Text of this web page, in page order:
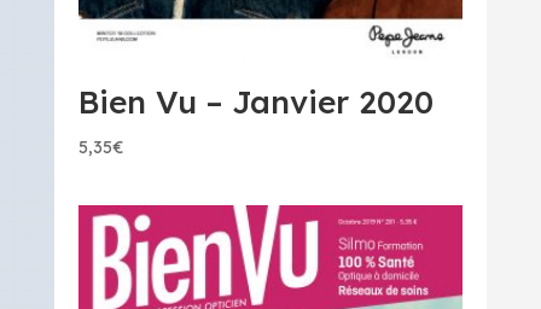
Bien Vu – Janvier 2020
5,35€